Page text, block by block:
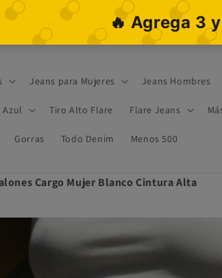
Jeans para Mujeres Jeans Hombres
Azul Tiro Alto Flare Flare Jeans
Gorras Todo Denim Menos 500
Cargo Mujer Blanco Cintura Alta